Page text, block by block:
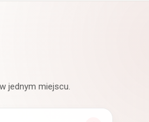
jednym miejscu.